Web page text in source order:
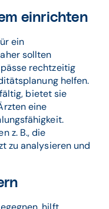
einrichten
ein
sollten
rechtzeitig
helfen.
bietet sie
eine
z. B., die
zu analysieren und